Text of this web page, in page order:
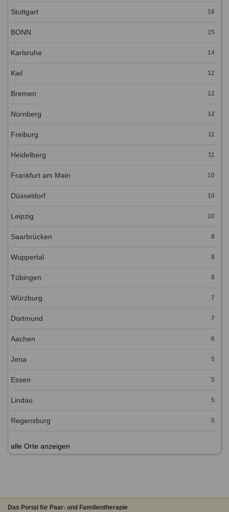
Stuttgart 16
BONN 15
Karlsruhe 14
Kiel 12
Bremen 12
Nürnberg 12
Freiburg 11
Heidelberg 11
Frankfurt am Main 10
Düsseldorf 10
Leipzig 10
Saarbrücken 8
Wuppertal 8
Tübingen 8
Würzburg 7
Dortmund 7
Aachen 6
Jena 5
Essen 5
Lindau 5
Regensburg 5
alle Orte anzeigen
Das Portal für Paar- und Familientherapie